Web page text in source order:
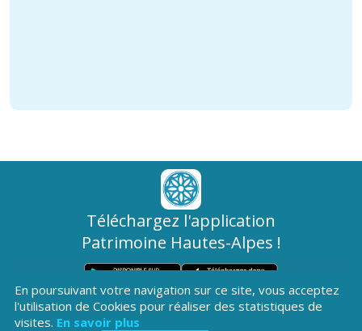
Téléchargez l'application
Patrimoine Hautes-Alpes !
En poursuivant votre navigation sur ce site, vous acceptez
l'utilisation de Cookies pour réaliser des statistiques de
visites. En savoir plus